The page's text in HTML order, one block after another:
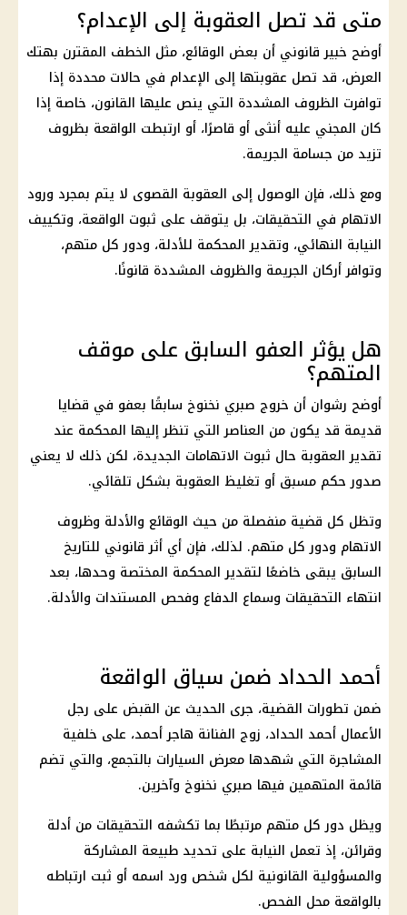
متى قد تصل العقوبة إلى الإعدام؟
أوضح خبير قانوني أن بعض الوقائع، مثل الخطف المقترن بهتك
العرض، قد تصل عقوبتها إلى الإعدام في حالات محددة إذا
توافرت الظروف المشددة التي ينص عليها القانون، خاصة إذا
كان المجني عليه أنثى أو قاصرًا، أو ارتبطت الواقعة بظروف
تزيد من جسامة الجريمة.
ومع ذلك، فإن الوصول إلى العقوبة القصوى لا يتم بمجرد ورود
الاتهام في التحقيقات، بل يتوقف على ثبوت الواقعة، وتكييف
النيابة النهائي، وتقدير المحكمة للأدلة، ودور كل متهم،
وتوافر أركان الجريمة والظروف المشددة قانونًا.
هل يؤثر العفو السابق على موقف
المتهم؟
أوضح رشوان أن خروج صبري نخنوخ سابقًا بعفو في قضايا
قديمة قد يكون من العناصر التي تنظر إليها المحكمة عند
تقدير العقوبة حال ثبوت الاتهامات الجديدة، لكن ذلك لا يعني
صدور حكم مسبق أو تغليظ العقوبة بشكل تلقائي.
وتظل كل قضية منفصلة من حيث الوقائع والأدلة وظروف
الاتهام ودور كل متهم. لذلك، فإن أي أثر قانوني للتاريخ
السابق يبقى خاضعًا لتقدير المحكمة المختصة وحدها، بعد
انتهاء التحقيقات وسماع الدفاع وفحص المستندات والأدلة.
أحمد الحداد ضمن سياق الواقعة
ضمن تطورات القضية، جرى الحديث عن القبض على رجل
الأعمال أحمد الحداد، زوج الفنانة هاجر أحمد، على خلفية
المشاجرة التي شهدها معرض السيارات بالتجمع، والتي تضم
قائمة المتهمين فيها صبري نخنوخ وآخرين.
ويظل دور كل متهم مرتبطًا بما تكشفه التحقيقات من أدلة
وقرائن، إذ تعمل النيابة على تحديد طبيعة المشاركة
والمسؤولية القانونية لكل شخص ورد اسمه أو ثبت ارتباطه
بالواقعة محل الفحص.